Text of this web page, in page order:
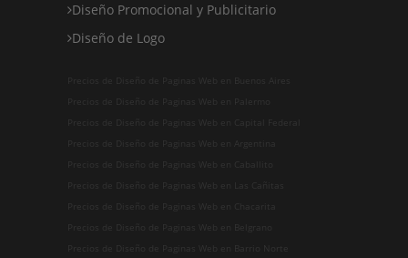
Diseño Promocional y Publicitario
Diseño de Logo
Precios de Diseño de Paginas Web en Buenos Aires
Precios de Diseño de Paginas Web en Palermo
Precios de Diseño de Paginas Web en Capital Federal
Precios de Diseño de Paginas Web en Argentina
Precios de Diseño de Paginas Web en Caballito
Precios de Diseño de Paginas Web en Las Cañitas
Precios de Diseño de Paginas Web en Chacarita
Precios de Diseño de Paginas Web en Belgrano
Precios de Diseño de Paginas Web en Barrio Norte